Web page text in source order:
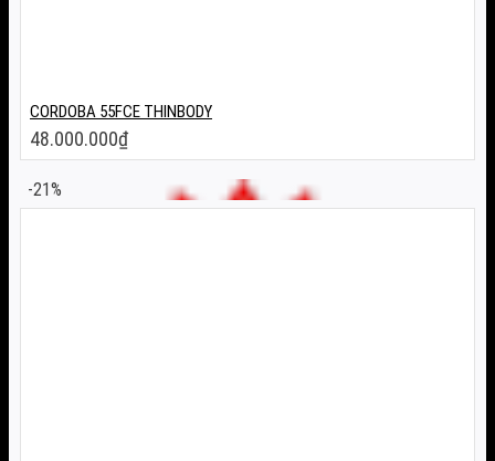
CORDOBA 55FCE THINBODY
48.000.000₫
-21%